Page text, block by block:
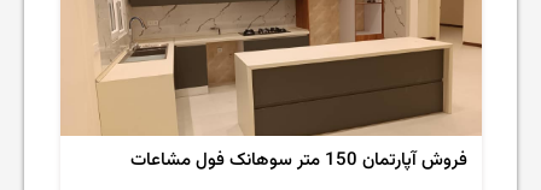
فروش آپارتمان 150 متر سوهانک فول مشاعات